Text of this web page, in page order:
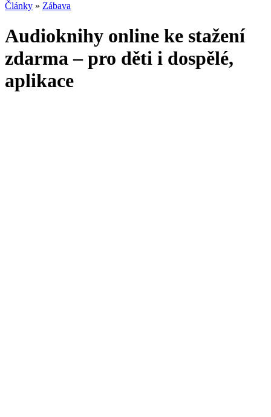
Články » Zábava
Audioknihy online ke stažení
zdarma – pro děti i dospělé,
aplikace